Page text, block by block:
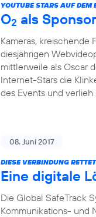
YOUTUBE STARS AUF DEM
O2 als
Kameras, kreischende
diesjährigen
mittlerweile als Oscar
Internet-Stars die
des Events und verlieh
08. Juni 2017
DIESE VERBINDUNG
Eine digitale
Die Global SafeTrack
Kommunikations- und